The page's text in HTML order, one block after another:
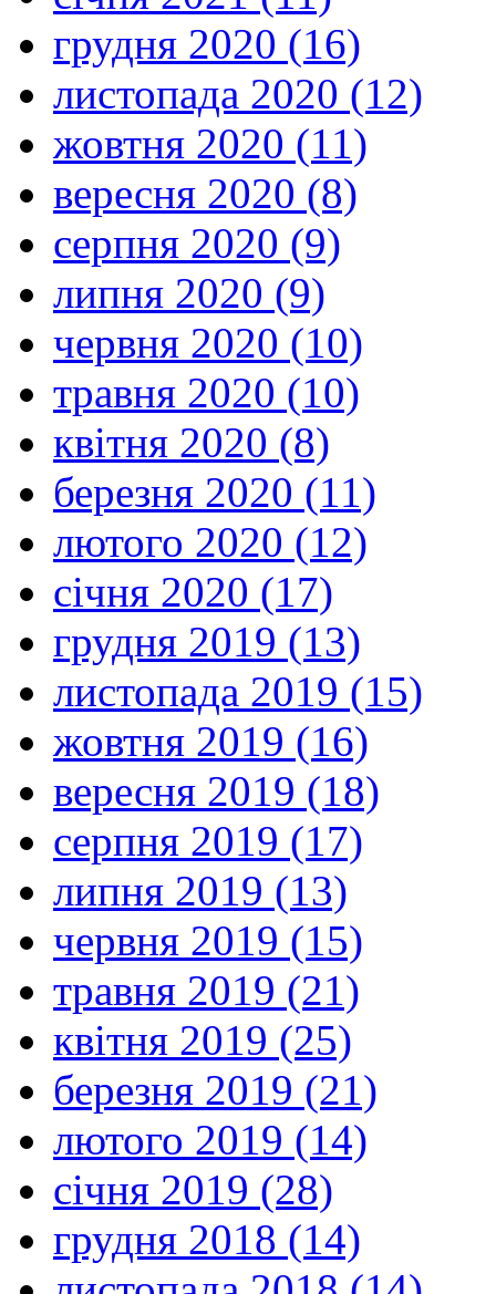
грудня 2020 (16)
листопада 2020 (12)
жовтня 2020 (11)
вересня 2020 (8)
серпня 2020 (9)
липня 2020 (9)
червня 2020 (10)
травня 2020 (10)
квітня 2020 (8)
березня 2020 (11)
лютого 2020 (12)
січня 2020 (17)
грудня 2019 (13)
листопада 2019 (15)
жовтня 2019 (16)
вересня 2019 (18)
серпня 2019 (17)
липня 2019 (13)
червня 2019 (15)
травня 2019 (21)
квітня 2019 (25)
березня 2019 (21)
лютого 2019 (14)
січня 2019 (28)
грудня 2018 (14)